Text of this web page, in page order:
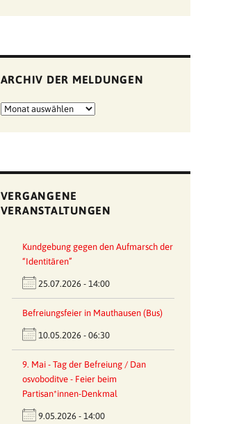
ARCHIV DER MELDUNGEN
Archiv
VERGANGENE
VERANSTALTUNGEN
Kundgebung gegen den Aufmarsch der
“Identitären”
25.07.2026 - 14:00
Befreiungsfeier in Mauthausen (Bus)
10.05.2026 - 06:30
9. Mai - Tag der Befreiung / Dan
osvoboditve - Feier beim
Partisan*innen-Denkmal
9.05.2026 - 14:00